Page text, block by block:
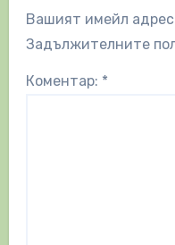
Вашият имейл
Задължителните
Коментар: *